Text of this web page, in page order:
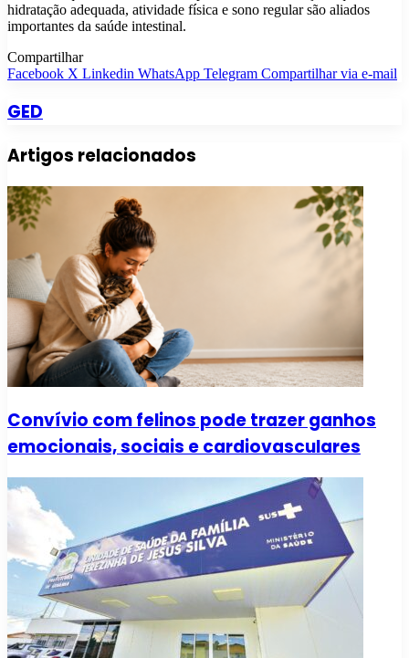
hidratação adequada, atividade física e sono regular são aliados
importantes da saúde intestinal.
Compartilhar
Facebook X Linkedin WhatsApp Telegram Compartilhar via e-mail
GED
Artigos relacionados
Convívio com felinos pode trazer ganhos
emocionais, sociais e cardiovasculares